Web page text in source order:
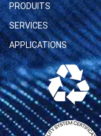
PRODUITS
SERVICES
APPLICATIONS